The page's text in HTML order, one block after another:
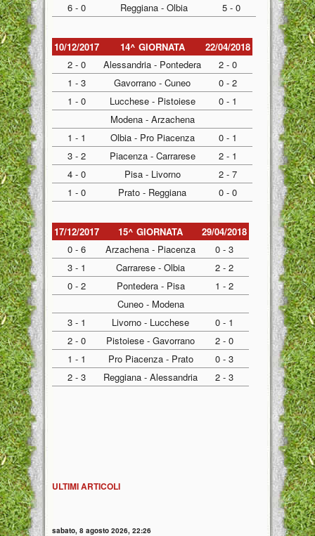
6 - 0
Reggiana - Olbia 5 - 0
10/12/2017 14^ GIORNATA
22/04/2018
2 - 0
Alessandria - Pontedera
2 - 0
1 - 3
Gavorrano - Cuneo
0 - 2
1 - 0
Lucchese - Pistoiese
0 - 1
Modena - Arzachena
1 - 1
Olbia - Pro Piacenza
0 - 1
3 - 2
Piacenza - Carrarese
2 - 1
4 - 0
Pisa - Livorno
2 - 7
1 - 0
Prato - Reggiana 0 - 0
17/12/2017 15^ GIORNATA
29/04/2018
0 - 6
Arzachena - Piacenza
0 - 3
3 - 1
Carrarese - Olbia
2 - 2
0 - 2
Pontedera - Pisa
1 - 2
Cuneo - Modena
3 - 1
Livorno - Lucchese
0 - 1
2 - 0
Pistoiese - Gavorrano
2 - 0
1 - 1
Pro Piacenza - Prato
0 - 3
2 - 3
Reggiana - Alessandria 2 - 3
ULTIMI ARTICOLI
sabato, 8 agosto 2026, 22:26